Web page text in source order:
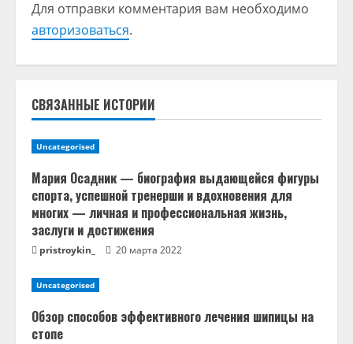
и
ч
т
е
н
и
е
Для отправки комментария вам необходимо
авторизоваться.
СВЯЗАННЫЕ ИСТОРИИ
Uncategorised
Мария Осадник — биография выдающейся фигуры
спорта, успешной тренерши и вдохновения для
многих — личная и профессиональная жизнь,
заслуги и достижения
pristroykin_ 20 марта 2022
Uncategorised
Обзор способов эффективного лечения шипицы на
стопе